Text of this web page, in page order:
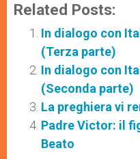
Related Posts:
In dialogo con
(Terza parte)
In dialogo con
(Seconda parte)
La preghiera vi
Padre Victor: il
Beato